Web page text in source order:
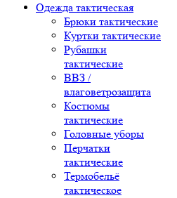
Одежда тактическая
Брюки тактические
Куртки тактические
Рубашки
тактические
ВВЗ /
влаговетрозащита
Костюмы
тактические
Головные уборы
Перчатки
тактические
Термобельё
тактическое